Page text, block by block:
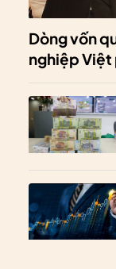
Dòng vốn
nghiệp Việt